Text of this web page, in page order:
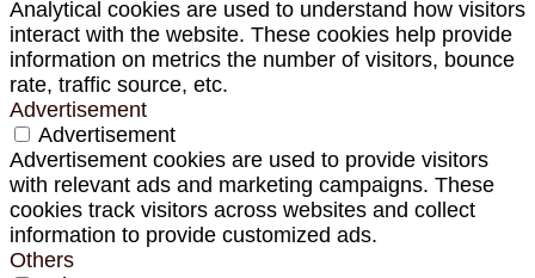
Analytical cookies are used to understand how visitors
interact with the website. These cookies help provide
information on metrics the number of visitors, bounce
rate, traffic source, etc.
Advertisement
Advertisement
Advertisement cookies are used to provide visitors
with relevant ads and marketing campaigns. These
cookies track visitors across websites and collect
information to provide customized ads.
Others